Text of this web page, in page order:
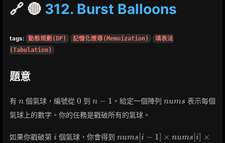
🔗 🔴 312. Burst Balloons
tags: 動態規劃(DP) 記憶化搜尋(Memoization)
填表法
(Tabulation)
題意
有 n
n 個氣球，編號從 0
0 到 n
1
n − 1 。給定一個陣列 nums
nums 表示每個
氣球上的數字。你的任務是戳破所有的氣球。
如果你戳破第 i
i 個氣球，你會得到 nums[i
nums i − 1 × nums i ×